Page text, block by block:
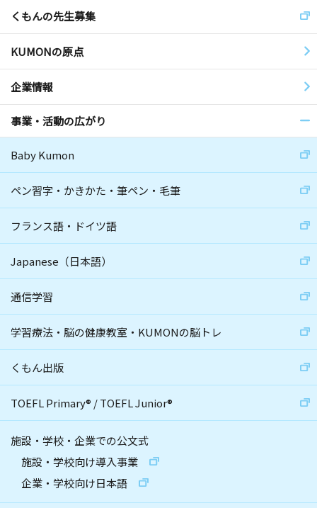
くもんの先生募集
KUMONの原点
企業情報
事業・活動の広がり
Baby Kumon
ペン習字・かきかた・筆ペン・毛筆
フランス語・ドイツ語
Japanese（日本語）
通信学習
学習療法・脳の健康教室・KUMONの脳トレ
くもん出版
TOEFL Primary® /TOEFL Junior®
施設・学校・企業での公文式
施設・学校向け導入事業
企業・学校向け日本語